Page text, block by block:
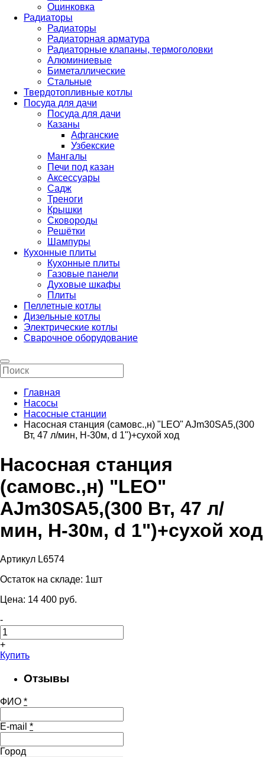
Оцинковка
Радиаторы
Радиаторы
Радиаторная арматура
Радиаторные клапаны, термоголовки
Алюминиевые
Биметаллические
Стальные
Твердотопливные котлы
Посуда для дачи
Посуда для дачи
Казаны
Афганские
Узбекские
Мангалы
Печи под казан
Аксессуары
Садж
Треноги
Крышки
Сковороды
Решётки
Шампуры
Кухонные плиты
Кухонные плиты
Газовые панели
Духовые шкафы
Плиты
Пеллетные котлы
Дизельные котлы
Электрические котлы
Сварочное оборудование
Главная
Насосы
Насосные станции
Насосная станция (самовс.,н) "LEO" AJm30SA5,(300
Вт, 47 л/мин, H-30м, d 1")+сухой ход
Насосная станция
(самовс.,н) "LEO"
AJm30SA5,(300 Вт, 47 л/
мин, H-30м, d 1")+сухой ход
Артикул L6574
Остаток на складе: 1шт
Цена: 14 400 pуб.
-
+
Купить
Отзывы
ФИО *
E-mail *
Город